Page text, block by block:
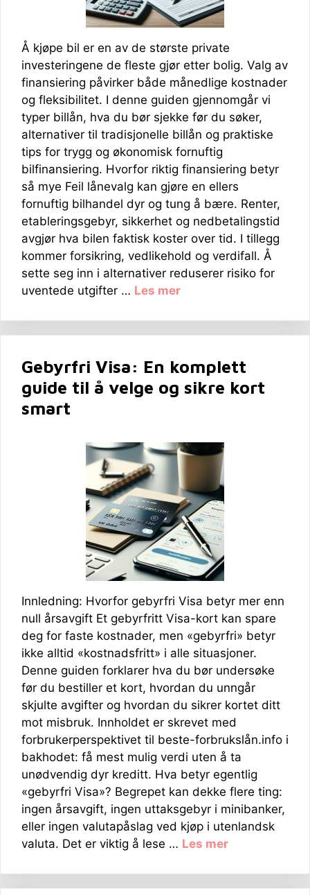
Å kjøpe bil er en av de største private
investeringene de fleste gjør etter bolig. Valg av
finansiering påvirker både månedlige kostnader
og fleksibilitet. I denne guiden gjennomgår vi
typer billån, hva du bør sjekke før du søker,
alternativer til tradisjonelle billån og praktiske
tips for trygg og økonomisk fornuftig
bilfinansiering. Hvorfor riktig finansiering betyr
så mye Feil lånevalg kan gjøre en ellers
fornuftig bilhandel dyr og tung å bære. Renter,
etableringsgebyr, sikkerhet og nedbetalingstid
avgjør hva bilen faktisk koster over tid. I tillegg
kommer forsikring, vedlikehold og verdifall. Å
sette seg inn i alternativer reduserer risiko for
uventede utgifter … Les mer
Gebyrfri Visa: En komplett
guide til å velge og sikre kort
smart
Innledning: Hvorfor gebyrfri Visa betyr mer enn
null årsavgift Et gebyrfritt Visa-kort kan spare
deg for faste kostnader, men «gebyrfri» betyr
ikke alltid «kostnadsfritt» i alle situasjoner.
Denne guiden forklarer hva du bør undersøke
før du bestiller et kort, hvordan du unngår
skjulte avgifter og hvordan du sikrer kortet ditt
mot misbruk. Innholdet er skrevet med
forbrukerperspektivet til beste-forbrukslån.info i
bakhodet: få mest mulig verdi uten å ta
unødvendig dyr kreditt. Hva betyr egentlig
«gebyrfri Visa»? Begrepet kan dekke flere ting:
ingen årsavgift, ingen uttaksgebyr i minibanker,
eller ingen valutapåslag ved kjøp i utenlandsk
valuta. Det er viktig å lese … Les mer